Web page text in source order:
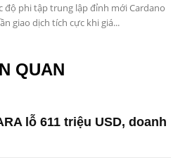
độ phi tập trung lập đỉnh mới Cardano
giao dịch tích cực khi giá...
QUAN
lỗ 611 triệu USD, doanh